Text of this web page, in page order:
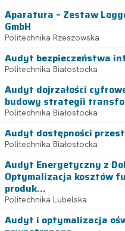
Aparatura – Zestaw
GmbH
Politechnika Rzeszowska
Audyt bezpieczeństwa
Politechnika Białostocka
Audyt dojrzałości
budowy strategii
Politechnika Białostocka
Audyt dostępności
Politechnika Białostocka
Audyt Energetyczny z
Optymalizacja kosztów
produk...
Politechnika Lubelska
Audyt i optymalizacja